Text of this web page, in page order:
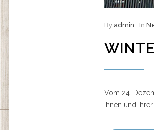
By admin In
Vom 24.
Ihnen und